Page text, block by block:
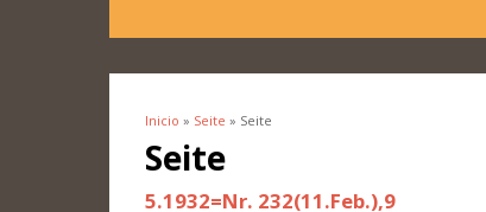
Se encuentra usted aquí
Inicio » Seite » Seite
Seite
5.1932=Nr. 232(11.Feb.),9